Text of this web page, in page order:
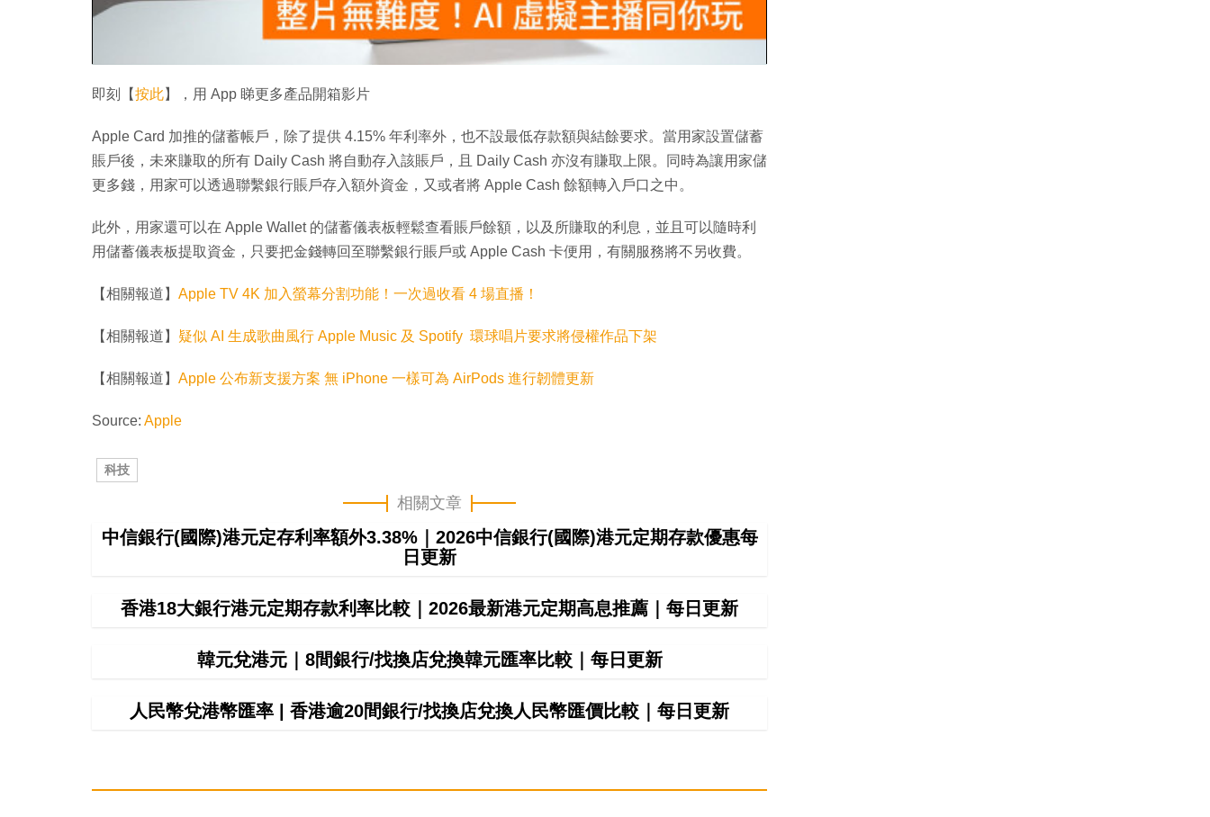
片
即刻【按此】，用 App 睇更多產品開箱影片
Apple Card 加推的儲蓄帳戶，除了提供 4.15% 年利率外，也不設最低存款額與結餘要求。當用家設置儲蓄
賬戶後，未來賺取的所有 Daily Cash 將自動存入該賬戶，且 Daily Cash 亦沒有賺取上限。同時為讓用家儲
更多錢，用家可以透過聯繫銀行賬戶存入額外資金，又或者將 Apple Cash 餘額轉入戶口之中。
此外，用家還可以在 Apple Wallet 的儲蓄儀表板輕鬆查看賬戶餘額，以及所賺取的利息，並且可以隨時利
用儲蓄儀表板提取資金，只要把金錢轉回至聯繫銀行賬戶或 Apple Cash 卡便用，有關服務將不另收費。
【相關報道】 Apple TV 4K 加入螢幕分割功能！一次過收看 4 場直播！
【相關報道】 疑似 AI 生成歌曲風行 Apple Music 及 Spotify 環球唱片要求將侵權作品下架
【相關報道】 Apple 公布新支援方案 無 iPhone 一樣可為 AirPods 進行韌體更新
Source: Apple
科技
相關文章
中信銀行(國際)港元定存利率額外3.38%｜2026中信銀行(國際)港元定期存款優惠每
日更新
香港18大銀行港元定期存款利率比較｜2026最新港元定期高息推薦｜每日更新
韓元兌港元｜8間銀行/找換店兌換韓元匯率比較｜每日更新
人民幣兌港幣匯率 | 香港逾20間銀行/找換店兌換人民幣匯價比較｜每日更新